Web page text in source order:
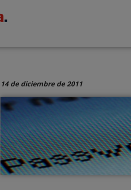
14 de diciembre de 2011